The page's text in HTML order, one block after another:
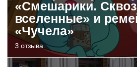
«Смешарики.
вселенные» и
«Чучела»
3 отзыва